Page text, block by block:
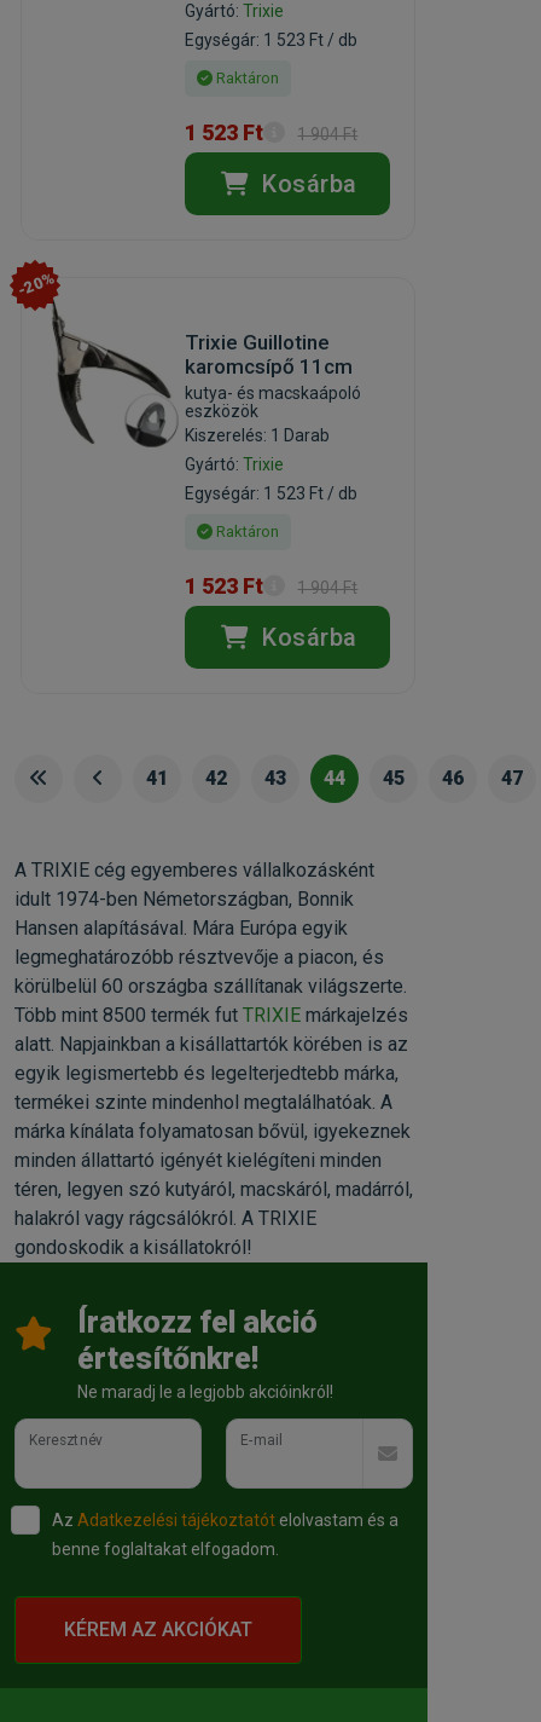
Gyártó:Trixie
Egységár: 1 523 Ft / db
Raktáron
1 523 Ft 1 904 Ft
Kosárba
-20%
Trixie Guillotine
karomcsípő 11cm
kutya- és macskaápoló
eszközök
Kiszerelés: 1 Darab
Gyártó:Trixie
Egységár: 1 523 Ft / db
Raktáron
1 523 Ft 1 904 Ft
Kosárba
41 42 43 44 45 46 47
A TRIXIE cég egyemberes vállalkozásként
idult 1974-ben Németországban, Bonnik
Hansen alapításával. Mára Európa egyik
legmeghatározóbb résztvevője a piacon, és
körülbelül 60 országba szállítanak világszerte.
Több mint 8500 termék fut TRIXIE márkajelzés
alatt. Napjainkban a kisállattartók körében is az
egyik legismertebb és legelterjedtebb márka,
termékei szinte mindenhol megtalálhatóak. A
márka kínálata folyamatosan bővül, igyekeznek
minden állattartó igényét kielégíteni minden
téren, legyen szó kutyáról, macskáról, madárról,
halakról vagy rágcsálókról. A TRIXIE
gondoskodik a kisállatokról!
Íratkozz fel akció
értesítőnkre!
Ne maradj le a legjobb akcióinkról!
Keresztnév E-mail
Az Adatkezelési tájékoztatót elolvastam és a
benne foglaltakat elfogadom.
KÉREM AZ AKCIÓKAT